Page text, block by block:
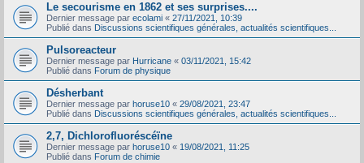
Le secourisme en 1862 et ses surprises....
Dernier message par ecolami « 27/11/2021, 10:39
Publié dans Discussions scientifiques générales, actualités scientifiques...
Pulsoreacteur
Dernier message par Hurricane « 03/11/2021, 15:42
Publié dans Forum de physique
Désherbant
Dernier message par horuse10 « 29/08/2021, 23:47
Publié dans Discussions scientifiques générales, actualités scientifiques...
2,7, Dichlorofluoréscéïne
Dernier message par horuse10 « 19/08/2021, 11:25
Publié dans Forum de chimie